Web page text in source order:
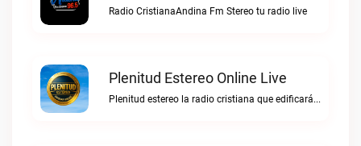
Radio CristianaAndina Fm Stereo tu radio live
Plenitud Estereo Online Live
Plenitud estereo la radio cristiana que edificará tu vida.Plenitud Estereo Online live